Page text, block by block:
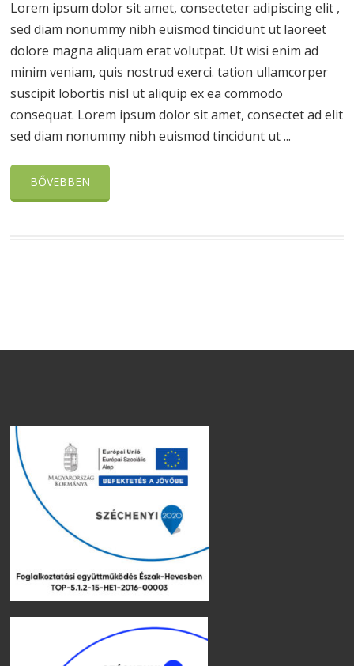
Lorem ipsum dolor sit amet, consecteter adipiscing elit ,
sed diam nonummy nibh euismod tincidunt ut laoreet
dolore magna aliquam erat volutpat. Ut wisi enim ad
minim veniam, quis nostrud exerci. tation ullamcorper
suscipit lobortis nisl ut aliquip ex ea commodo
consequat. Lorem ipsum dolor sit amet, consectet ad elit
sed diam nonummy nibh euismod tincidunt ut ...
BŐVEBBEN